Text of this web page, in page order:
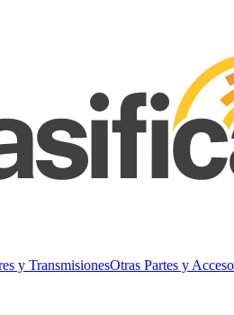
y TransmisionesOtras Partes y